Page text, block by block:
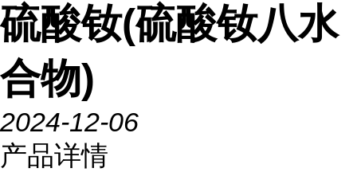
硫酸钕(硫酸钕八水
合物)
2024-12-06
产品详情